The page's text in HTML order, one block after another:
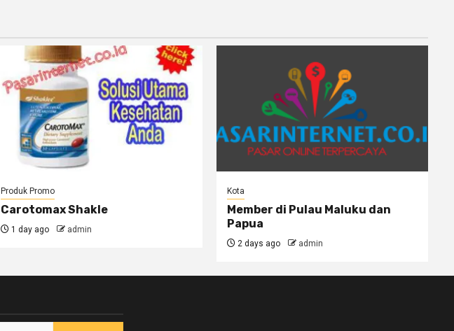
Produk Promo
Carotomax Shakle
1 day ago admin
Kota
Member di Pulau Maluku dan
Papua
2 days ago admin